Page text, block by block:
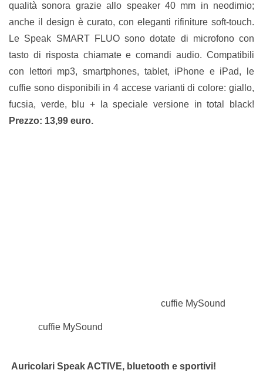
qualità sonora grazie allo speaker 40 mm in neodimio;
anche il design è curato, con eleganti rifiniture soft-touch.
Le Speak SMART FLUO sono dotate di microfono con
tasto di risposta chiamate e comandi audio. Compatibili
con lettori mp3, smartphones, tablet, iPhone e iPad, le
cuffie sono disponibili in 4 accese varianti di colore: giallo,
fucsia, verde, blu + la speciale versione in total black!
Prezzo: 13,99 euro.
cuffie MySound
cuffie MySound
Auricolari Speak ACTIVE, bluetooth e sportivi!